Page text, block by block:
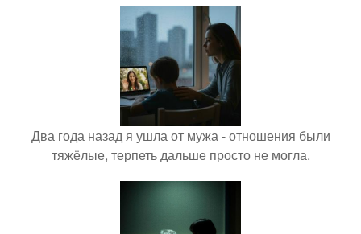
Два года назад я ушла от мужа - отношения были
тяжёлые, терпеть дальше просто не могла.